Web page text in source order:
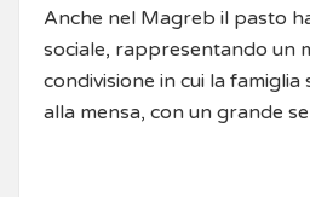
Anche nel Magreb il pasto
sociale, rappresentando un
condivisione in cui la
alla mensa, con un grande